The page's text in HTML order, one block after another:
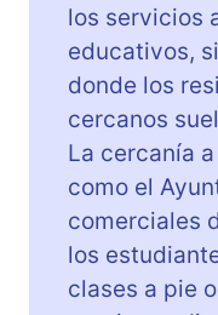
los servicios
educativos,
donde los
cercanos
La cercanía
como el
comerciales
los
clases a pie